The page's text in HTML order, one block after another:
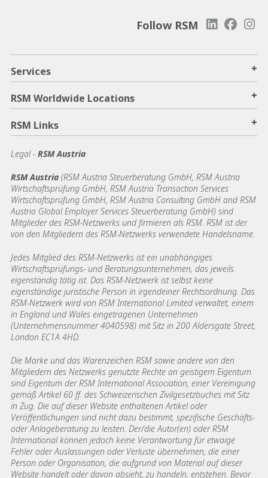
Follow RSM
Services +
RSM Worldwide Locations +
RSM Links +
Legal - RSM Austria
RSM Austria (RSM Austria Steuerberatung GmbH, RSM Austria
Wirtschaftsprüfung GmbH, RSM Austria Transaction Services
Wirtschaftsprüfung GmbH, RSM Austria Consulting GmbH and RSM
Austria Global Employer Services Steuerberatung GmbH) sind
Mitglieder des RSM-Netzwerks und firmieren als RSM. RSM ist der
von den Mitgliedern des RSM-Netzwerks verwendete Handelsname.
Jedes Mitglied des RSM-Netzwerks ist ein unabhängiges
Wirtschaftsprüfungs- und Beratungsunternehmen, das jeweils
eigenständig tätig ist. Das RSM-Netzwerk ist selbst keine
eigenständige juristische Person in irgendeiner Rechtsordnung. Das
RSM-Netzwerk wird von RSM International Limited verwaltet, einem
in England und Wales eingetragenen Unternehmen
(Unternehmensnummer 4040598) mit Sitz in 200 Aldersgate Street,
London EC1A 4HD.
Die Marke und das Warenzeichen RSM sowie andere von den
Mitgliedern des Netzwerks genutzte Rechte an geistigem Eigentum
sind Eigentum der RSM International Association, einer Vereinigung
gemäß Artikel 60 ff. des Schweizerischen Zivilgesetzbuches mit Sitz
in Zug. Die auf dieser Website enthaltenen Artikel oder
Veröffentlichungen sind nicht dazu bestimmt, spezifische Geschäfts-
oder Anlageberatung zu leisten. Der/die Autor(en) oder RSM
International können jedoch keine Verantwortung für etwaige
Fehler oder Auslassungen oder Verluste übernehmen, die einer
Person oder Organisation, die aufgrund von Material auf dieser
Website handelt oder davon absieht, zu handeln, entstehen. Bevor